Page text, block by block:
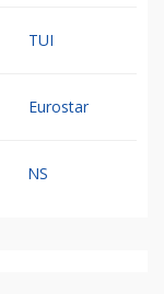
TUI
Eurostar
NS